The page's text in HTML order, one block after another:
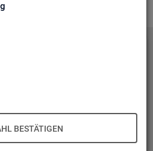
BESTÄTIGEN